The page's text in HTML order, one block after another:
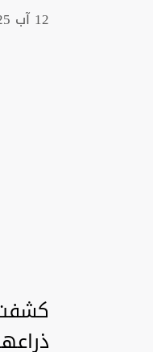
12 آب 2025 , 12:16 م